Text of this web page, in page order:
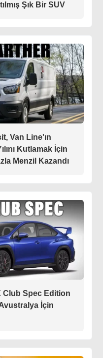
Şık Bir SUV
Van Line'ın
Kutlamak İçin
Menzil Kazandı
Club Spec Edition
İçin